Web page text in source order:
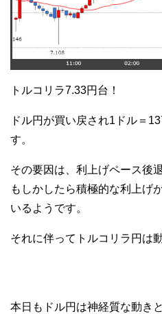
トルコリラ7.33円台！
ドル円が買い戻され1ドル＝
す。
その要因は、利上げペース後
もしかしたら積極的な利上げ
いるようです。
それに伴ってトルコリラ円は
本日もドル円は神経質な動き